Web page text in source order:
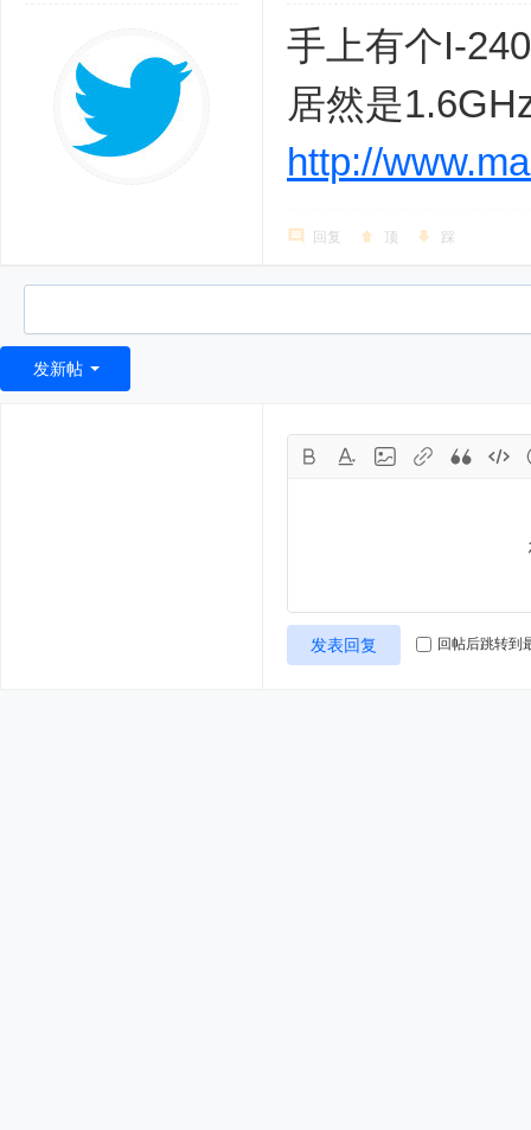
手上有个I-
居然是
http://
回复 顶 踩
发新帖
发表回复 回帖后跳转到